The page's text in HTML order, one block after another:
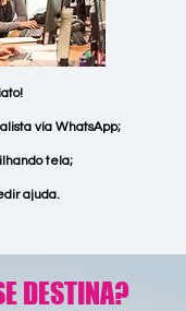
via WhatsApp;
tela;
ajuda.
DESTINA?